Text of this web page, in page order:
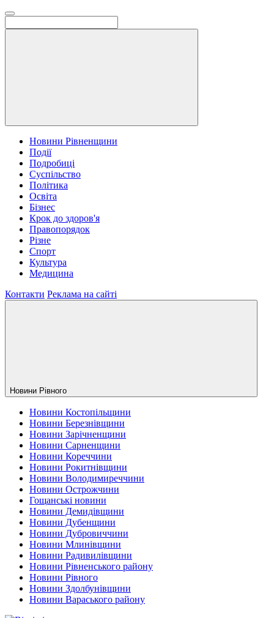
Новини Рівненщини
Події
Подробиці
Суспільство
Політика
Освіта
Бізнес
Крок до здоров'я
Правопорядок
Різне
Спорт
Культура
Медицина
Контакти Реклама на сайті
Новини Рiвного
Новини Костопільщини
Новини Березнівщини
Новини Зарічненщини
Новини Сарненщини
Новини Кореччини
Новини Рокитнівщини
Новини Володимиреччини
Новини Острожчини
Гощанські новини
Новини Демидівщини
Новини Дубенщини
Новини Дубровиччини
Новини Млинівщини
Новини Радивилівщини
Новини Рівненського району
Новини Рівного
Новини Здолбунівщини
Новини Вараського району